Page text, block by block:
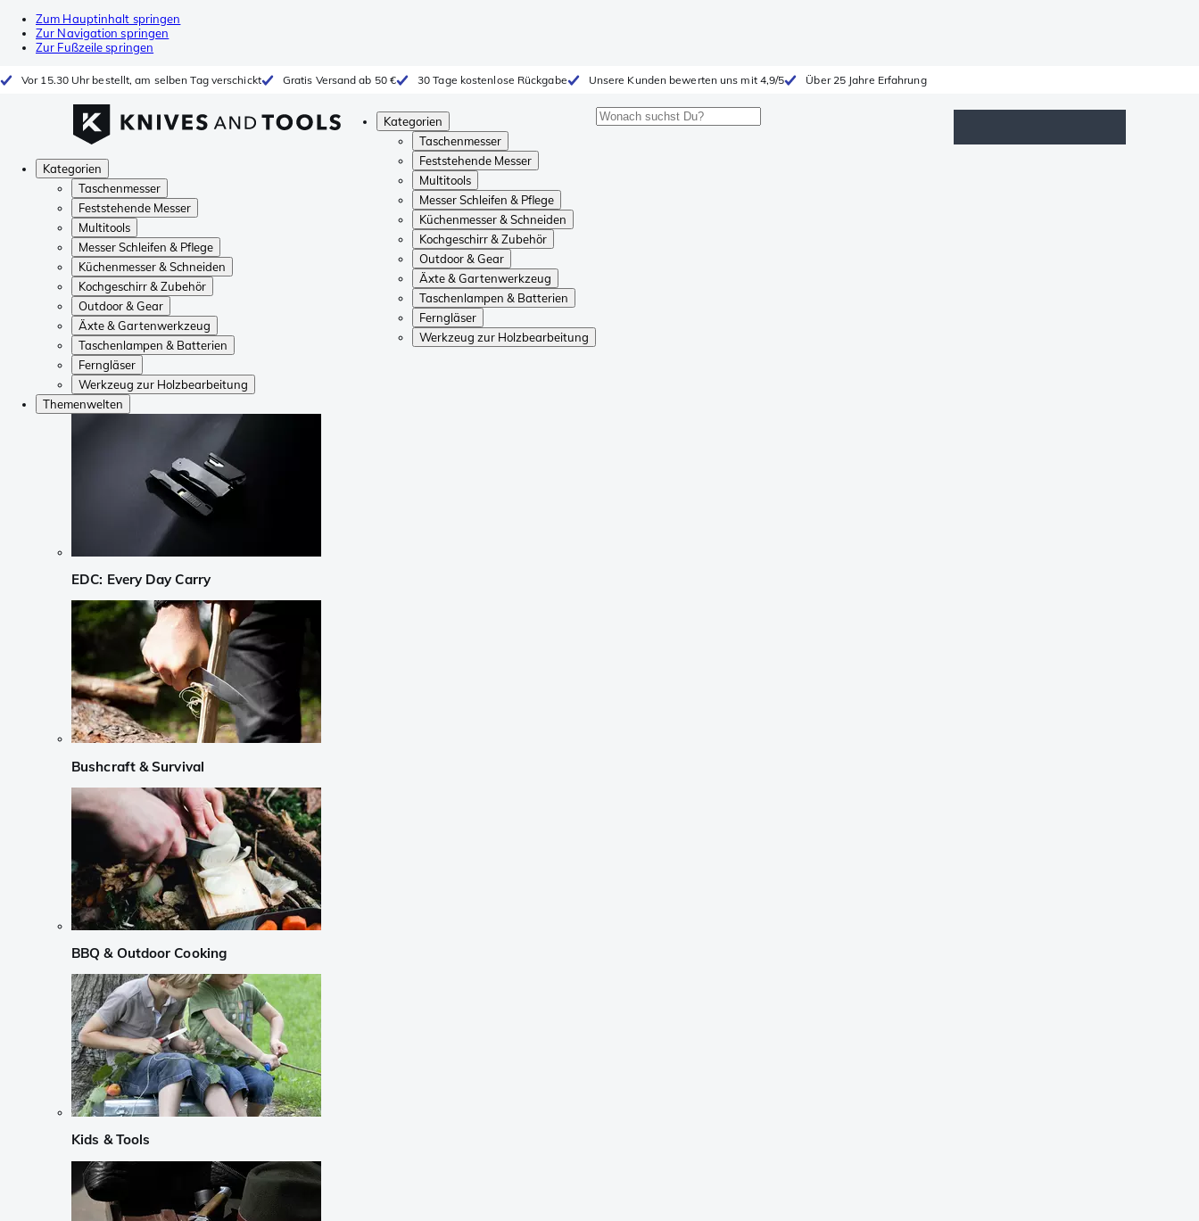
Zum Hauptinhalt springen
Zur Navigation springen
Zur Fußzeile springen
Vor 15.30 Uhr bestellt, am selben Tag verschickt Gratis Versand ab 50 € 30 Tage kostenlose Rückgabe Unsere Kunden bewerten uns mit 4,9/5 Über 25 Jahre Erfahrung
Kategorien
Taschenmesser
Feststehende Messer
Multitools
Messer Schleifen & Pflege
Küchenmesser & Schneiden
Kochgeschirr & Zubehör
Outdoor & Gear
Äxte & Gartenwerkzeug
Taschenlampen & Batterien
Ferngläser
Werkzeug zur Holzbearbeitung
Kategorien
Taschenmesser
Feststehende Messer
Multitools
Messer Schleifen & Pflege
Küchenmesser & Schneiden
Kochgeschirr & Zubehör
Outdoor & Gear
Äxte & Gartenwerkzeug
Taschenlampen & Batterien
Ferngläser
Werkzeug zur Holzbearbeitung
Themenwelten
EDC: Every Day Carry
Bushcraft & Survival
BBQ & Outdoor Cooking
Kids & Tools